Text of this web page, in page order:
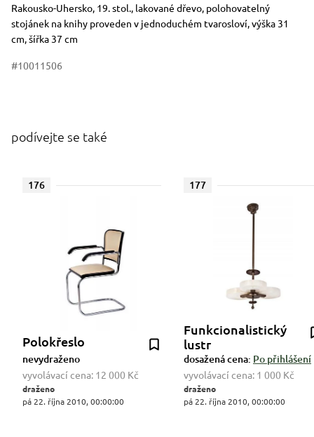
Rozměry
Stručný popis předmětu
Rakousko-Uhersko, 19. stol., lakované dřevo, polohovatelný
stojánek na knihy proveden v jednoduchém tvarosloví, výška 31
cm, šířka 37 cm
#10011506
podívejte se také
176
Polokřeslo
nevydraženo
vyvolávací cena: 12 000 Kč
draženo
pá 22. října 2010, 00:00:00
177
Funkcionalistický
lustr
dosažená cena: Po přihlášení
vyvolávací cena: 1 000 Kč
draženo
pá 22. října 2010, 00:00:00